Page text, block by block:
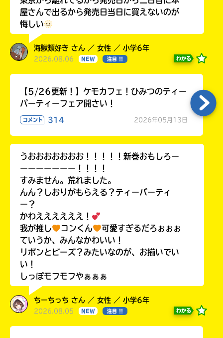
屋さんで出るから発売日当日に買えないのが
悔しい
海獣類好き さん ／ 女性 ／ 小学6年
2026.08.06 NEW 注目 !! わかる
【5/26更新！】ケモカフェ！ひみつのティー
パーティーフェア開さい！
コメント 314 2026年05月13日
うおおおおおおお！！！！！新巻おもしろー
ーーーーーーー！！！！
すみません。荒れました。
んん？しおりがもらえる？ティーパーティ
ー？
かわええええええ！
我が推し
コンくん
可愛すぎるだろぉぉぉ
ていうか、みんなかわいい！
リボンとビーズ？みたいなのが、お揃いでい
い！
しっぽモフモフやぁぁぁ
ちーちっち さん ／ 女性 ／ 小学6年
2026.08.05 NEW 注目 !! わかる